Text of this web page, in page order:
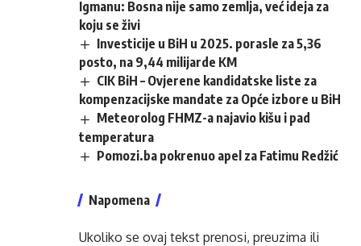
Igmanu: Bosna nije samo zemlja, već ideja za
koju se živi
Investicije u BiH u 2025. porasle za 5,36
posto, na 9,44 milijarde KM
CIK BiH – Ovjerene kandidatske liste za
kompenzacijske mandate za Opće izbore u BiH
Meteorolog FHMZ-a najavio kišu i pad
temperatura
Pomozi.ba pokrenuo apel za Fatimu Redžić
Napomena
Ukoliko se ovaj tekst prenosi, preuzima ili